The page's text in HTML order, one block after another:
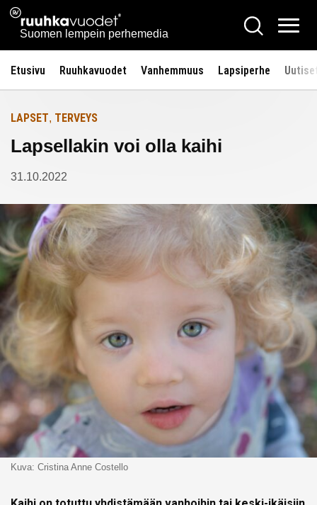
Siirry
sisältöön
Ruuhkavuodet.fi
Suomen lempein perhemedia
Hae
Etusivu Ruuhkavuodet Vanhemmuus Lapsiperhe
Etusivulle
LAPSET, TERVEYS
Lapsellakin voi olla kaihi
31.10.2022
Kuva: Cristina Anne Costello